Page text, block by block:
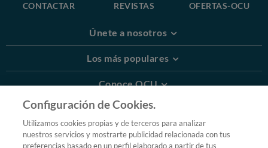
CONTACTAR REVISTAS OFERTAS-OCU
Únete a nosotros
Los más populares
Conoce OCU
Más Información
© 2026 OCU
Configuración de Cookies.
Utilizamos cookies propias y de terceros para analizar
nuestros servicios y mostrarte publicidad relacionada con tus
preferencias basado en un perfil elaborado a partir de tus